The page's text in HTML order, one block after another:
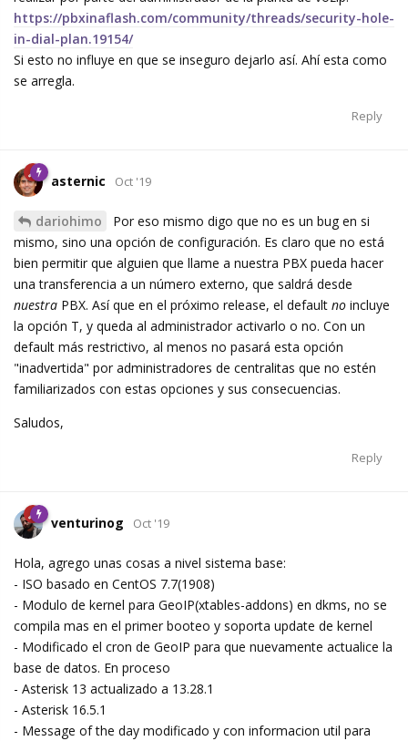
https://pbxinaflash.com/community/threads/security-hole-
in-dial-plan.19154/
Si esto no influye en que se inseguro dejarlo así. Ahí esta como
se arregla.
Reply
asternic Oct '19
dariohimo
Por eso mismo digo que no es un bug en si
mismo, sino una opción de configuración. Es claro que no está
bien permitir que alguien que llame a nuestra PBX pueda hacer
una transferencia a un número externo, que saldrá desde
nuestra PBX. Así que en el próximo release, el default no incluye
la opción T, y queda al administrador activarlo o no. Con un
default más restrictivo, al menos no pasará esta opción
"inadvertida" por administradores de centralitas que no estén
familiarizados con estas opciones y sus consecuencias.
Saludos,
Reply
venturinog Oct '19
Hola, agrego unas cosas a nivel sistema base:
- ISO basado en CentOS 7.7(1908)
- Modulo de kernel para GeoIP(xtables-addons) en dkms, no se
compila mas en el primer booteo y soporta update de kernel
- Modificado el cron de GeoIP para que nuevamente actualice la
base de datos. En proceso
- Asterisk 13 actualizado a 13.28.1
- Asterisk 16.5.1
- Message of the day modificado y con informacion util para